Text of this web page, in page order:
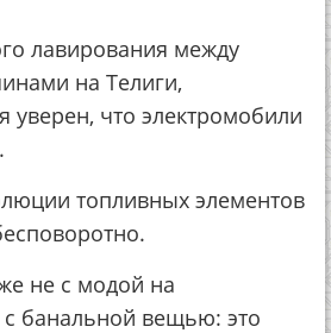
лавирования между
на Телиги,
уверен, что электромобили
топливных элементов
не с модой на
с банальной вещью: это